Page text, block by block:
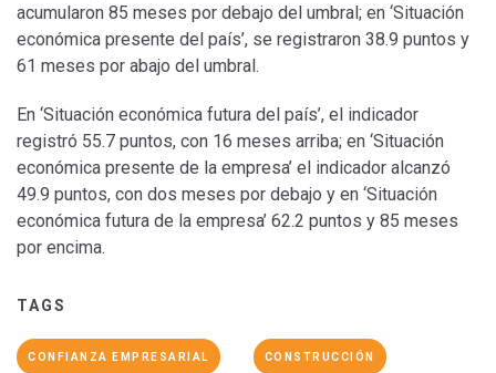
acumularon 85 meses por debajo del umbral; en ‘Situación
económica presente del país’, se registraron 38.9 puntos y
61 meses por abajo del umbral.
En ‘Situación económica futura del país’, el indicador
registró 55.7 puntos, con 16 meses arriba; en ‘Situación
económica presente de la empresa’ el indicador alcanzó
49.9 puntos, con dos meses por debajo y en ‘Situación
económica futura de la empresa’ 62.2 puntos y 85 meses
por encima.
TAGS
CONFIANZA EMPRESARIAL CONSTRUCCIÓN